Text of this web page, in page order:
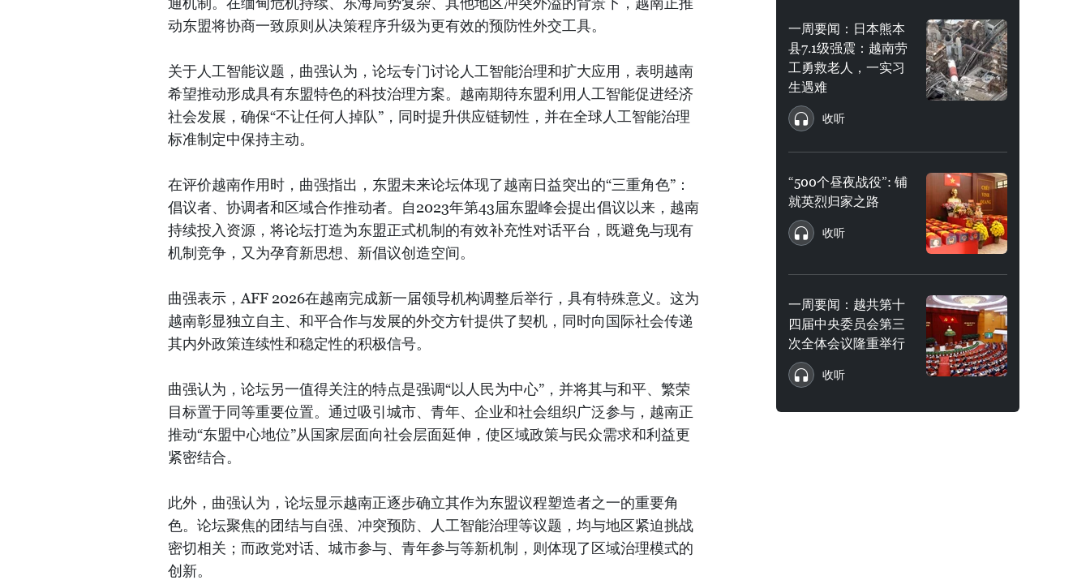
动东盟将协商一致原则从决策程序升级为更有效的预防性外交工具。
关于人工智能议题，曲强认为，论坛专门讨论人工智能治理和扩大应用，表明越南
希望推动形成具有东盟特色的科技治理方案。越南期待东盟利用人工智能促进经济
社会发展，确保“不让任何人掉队”，同时提升供应链韧性，并在全球人工智能治理
标准制定中保持主动。
在评价越南作用时，曲强指出，东盟未来论坛体现了越南日益突出的“三重角色”：
倡议者、协调者和区域合作推动者。自2023年第43届东盟峰会提出倡议以来，越南
持续投入资源，将论坛打造为东盟正式机制的有效补充性对话平台，既避免与现有
机制竞争，又为孕育新思想、新倡议创造空间。
曲强表示，AFF 2026在越南完成新一届领导机构调整后举行，具有特殊意义。这为
越南彰显独立自主、和平合作与发展的外交方针提供了契机，同时向国际社会传递
其内外政策连续性和稳定性的积极信号。
曲强认为，论坛另一值得关注的特点是强调“以人民为中心”，并将其与和平、繁荣
目标置于同等重要位置。通过吸引城市、青年、企业和社会组织广泛参与，越南正
推动“东盟中心地位”从国家层面向社会层面延伸，使区域政策与民众需求和利益更
紧密结合。
此外，曲强认为，论坛显示越南正逐步确立其作为东盟议程塑造者之一的重要角
色。论坛聚焦的团结与自强、冲突预防、人工智能治理等议题，均与地区紧迫挑战
密切相关；而政党对话、城市参与、青年参与等新机制，则体现了区域治理模式的
创新。
一周要闻：日本熊本
县7.1级强震：越南劳
工勇救老人，一实习
生遇难
收听
“500个昼夜战役”: 铺
就英烈归家之路
收听
一周要闻：越共第十
四届中央委员会第三
次全体会议隆重举行
收听